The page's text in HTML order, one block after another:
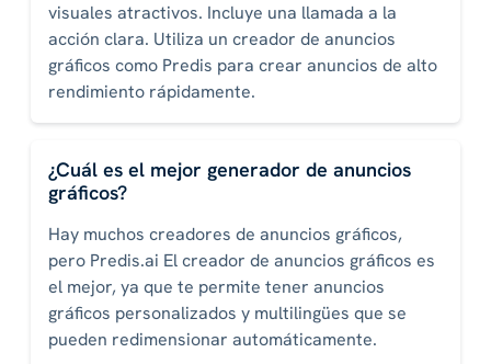
visuales atractivos. Incluye una llamada a la
acción clara. Utiliza un creador de anuncios
gráficos como Predis para crear anuncios de alto
rendimiento rápidamente.
¿Cuál es el mejor generador de anuncios
gráficos?
Hay muchos creadores de anuncios gráficos,
pero Predis.ai El creador de anuncios gráficos es
el mejor, ya que te permite tener anuncios
gráficos personalizados y multilingües que se
pueden redimensionar automáticamente.